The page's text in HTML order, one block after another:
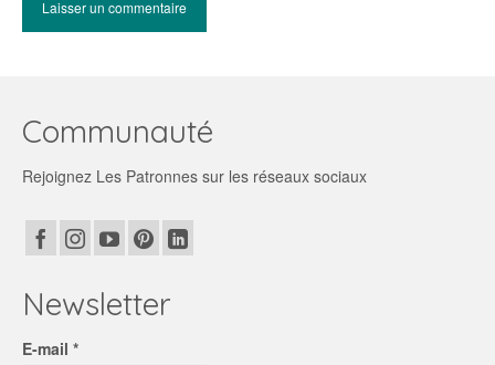
Communauté
Rejoignez Les Patronnes sur les réseaux sociaux
Newsletter
E-mail *